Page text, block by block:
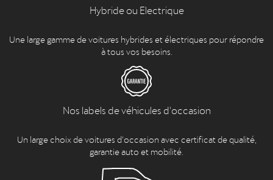
Hybride ou Electrique
Une large gamme de voitures hybrides et électriques pour répondre
à tous vos besoins.
Nos labels de véhicules d'occasion
Un large choix de voitures d’occasion avec certificat de qualité,
garantie auto et mobilité.